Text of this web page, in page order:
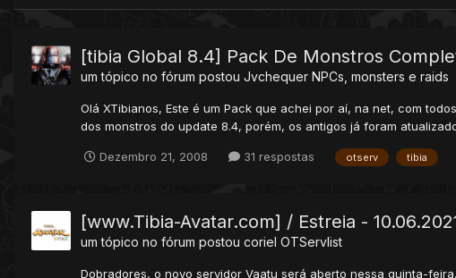
[tibia Global 8.4] Pack De Monstros
um tópico no fórum postou Jvchequer NPCs, monsters e raids
Olá XTibianos, Este é um Pack que achei por aí, na net, com
dos monstros do update 8.4, porém, os antigos já foram
Dezembro 21, 2008 31 respostas otserv tibia
[www.Tibia-Avatar.com] / Estreia -
um tópico no fórum postou coriel OTServlist
Dobradores, o novo servidor Vaatu será aberto nessa quinta-